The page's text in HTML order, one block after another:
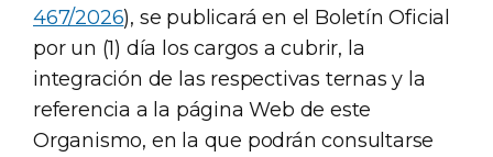
467/2026), se publicará en el Boletín Oficial
por un (1) día los cargos a cubrir, la
integración de las respectivas ternas y la
referencia a la página Web de este
Organismo, en la que podrán consultarse